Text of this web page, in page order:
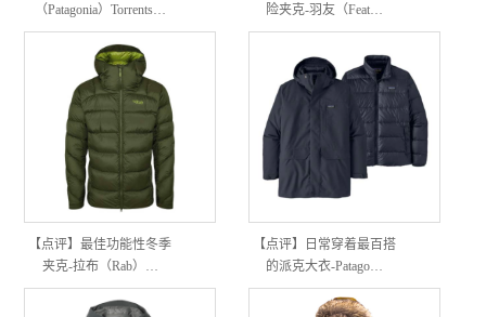
（Patagonia）Torrents…
险夹克-羽友（Feat…
【点评】最佳功能性冬季
夹克-拉布（Rab）…
【点评】日常穿着最百搭
的派克大衣-Patago…